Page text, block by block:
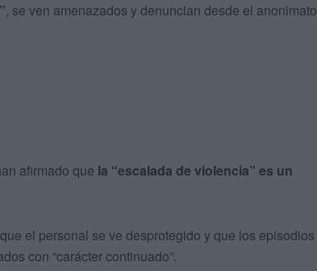
, se ven amenazados y denuncian desde el anonimato
afirmado que la “escalada de violencia” es un
el personal se ve desprotegido y que los episodios
con “carácter continuado”.